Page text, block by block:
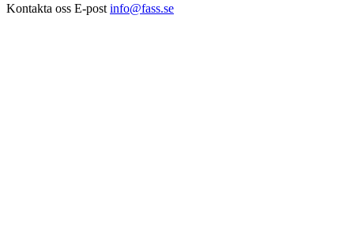
Kontakta oss E-post info@fass.se